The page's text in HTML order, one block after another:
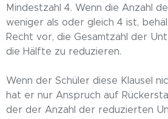
Mindestzahl 4. Wenn die Anzahl
weniger als oder gleich 4 ist,
Recht vor, die Gesamtzahl der
die Hälfte zu reduzieren.
Wenn der Schüler diese Klausel
hat er nur Anspruch auf
der der Anzahl der reduzierten